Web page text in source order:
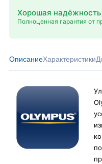
Хорошая надёжность
Полноценная гарантия от
ОписаниеХарактеристики